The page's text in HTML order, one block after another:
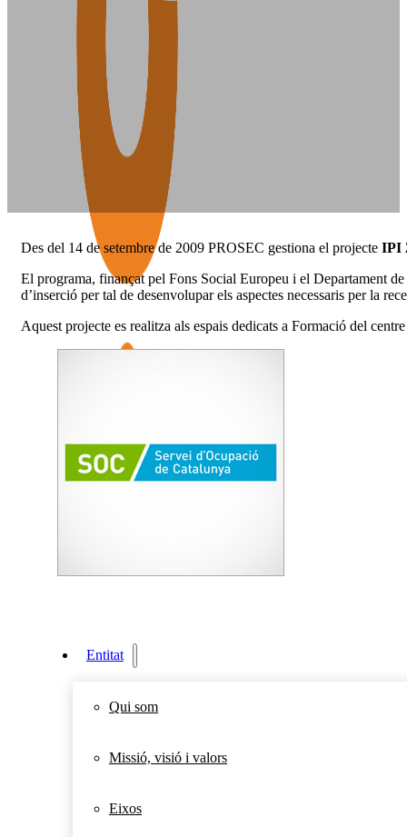
Entitat
Qui som
Missió, visió i valors
Eixos
Des del 14 de setembre de 2009 PROSEC gestiona el projecte IPI
El programa, finançat pel Fons Social Europeu i el Departament
d’inserció per tal de desenvolupar els aspectes necessaris per la
Aquest projecte es realitza als espais dedicats a Formació del